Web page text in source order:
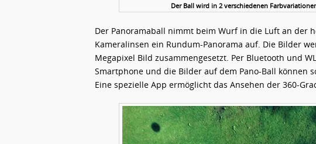
Der Ball wird in 2 verschiedenen
Der Panoramaball nimmt beim Wurf in die Luft an der
Kameralinsen ein Rundum-Panorama auf. Die Bilder
Megapixel Bild zusammengesetzt. Per Bluetooth und
Smartphone und die Bilder auf dem Pano-Ball können
Eine spezielle App ermöglicht das Ansehen der 360-